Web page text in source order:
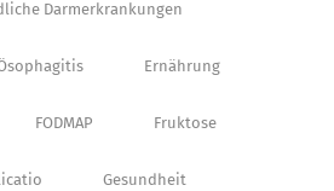
Darmerkrankungen
Ernährung
FODMAP Fruktose
Gesundheit